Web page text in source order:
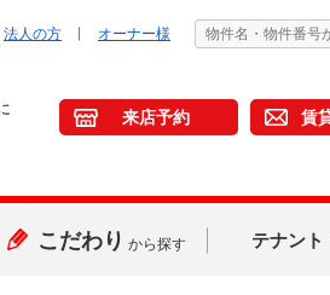
法人の方 オーナー様
来店予約 賃
こだわり から探す テナント